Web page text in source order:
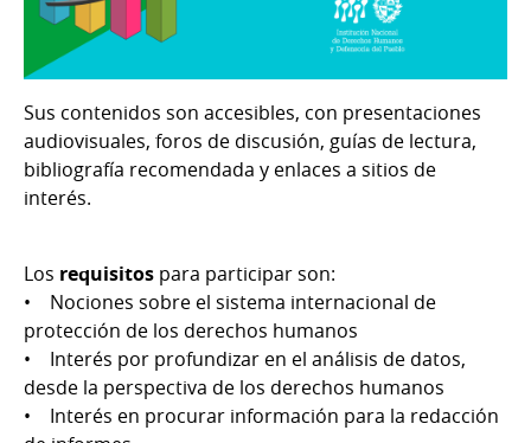
Sus contenidos son accesibles, con presentaciones
audiovisuales, foros de discusión, guías de lectura,
bibliografía recomendada y enlaces a sitios de
interés.
Los requisitos para participar son:
• Nociones sobre el sistema internacional de
protección de los derechos humanos
• Interés por profundizar en el análisis de datos,
desde la perspectiva de los derechos humanos
• Interés en procurar información para la redacción